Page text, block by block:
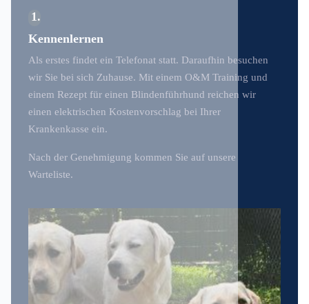
1
Kennenlernen
Als erstes findet ein Telefonat statt. Daraufhin besuchen
wir Sie bei sich Zuhause. Mit einem O&M Training und
einem Rezept für einen Blindenführhund reichen wir
einen elektrischen Kostenvorschlag bei Ihrer
Krankenkasse ein.
Nach der Genehmigung kommen Sie auf unsere
Warteliste.